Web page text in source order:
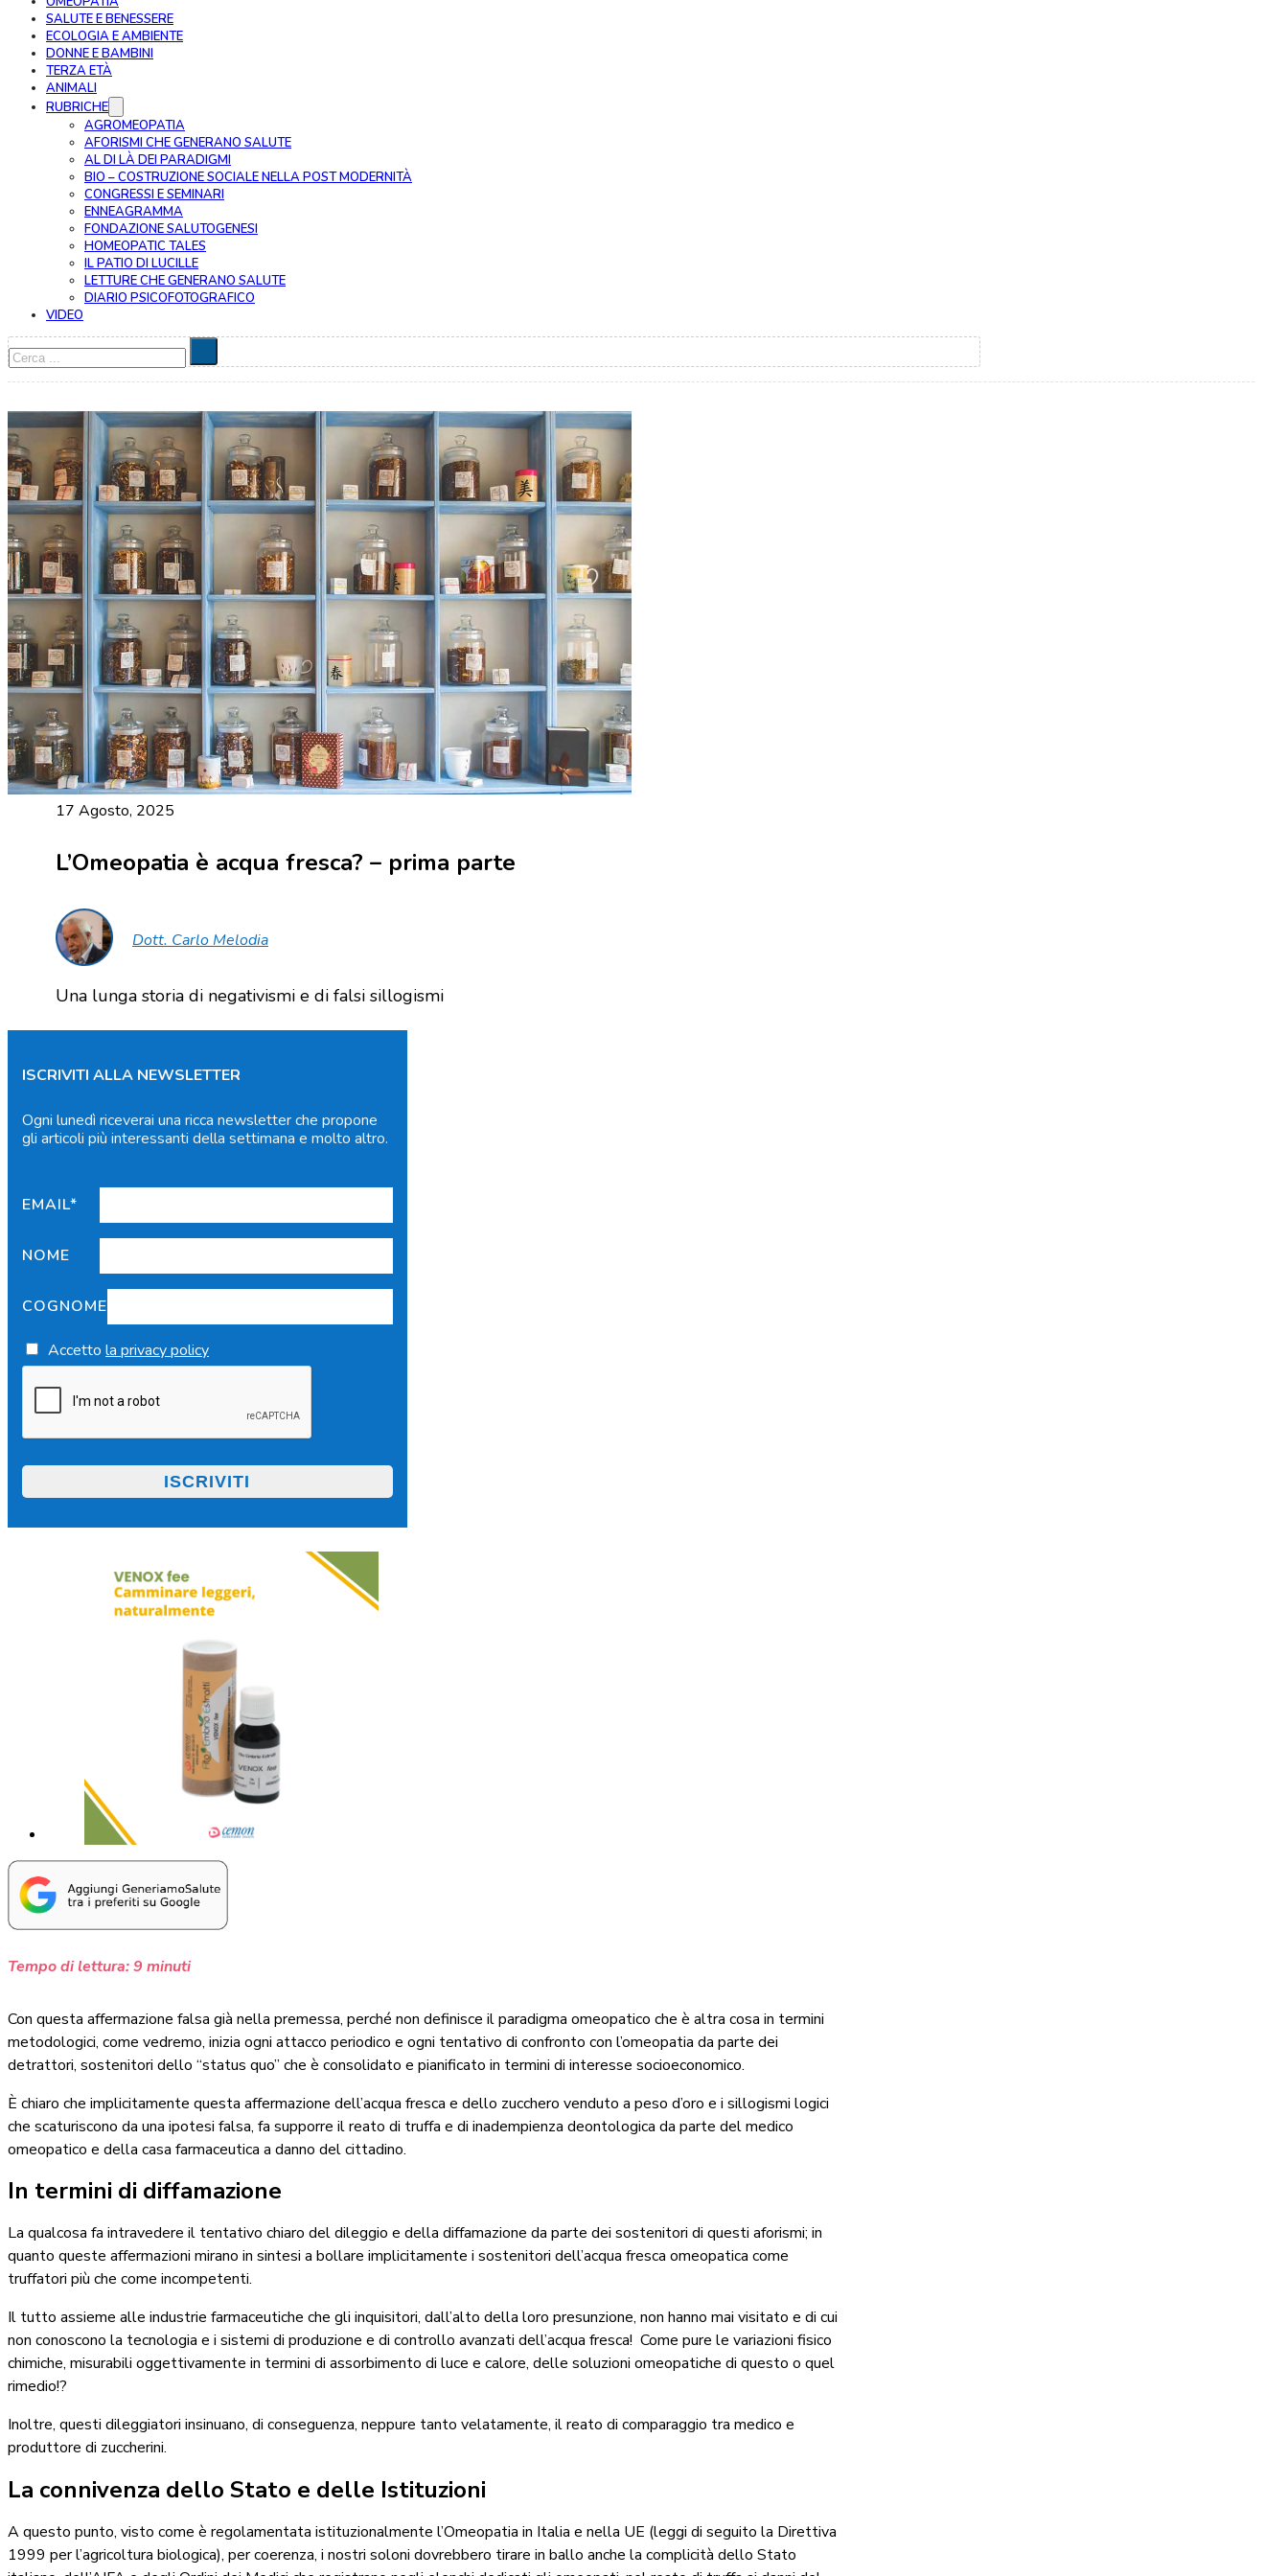
SALUTE E BENESSERE
ECOLOGIA E AMBIENTE
DONNE E BAMBINI
TERZA ETÀ
ANIMALI
RUBRICHE
AGROMEOPATIA
AFORISMI CHE GENERANO SALUTE
AL DI LÀ DEI PARADIGMI
BIO – COSTRUZIONE SOCIALE NELLA POST MODERNITÀ
CONGRESSI E SEMINARI
ENNEAGRAMMA
FONDAZIONE SALUTOGENESI
HOMEOPATIC TALES
IL PATIO DI LUCILLE
LETTURE CHE GENERANO SALUTE
DIARIO PSICOFOTOGRAFICO
VIDEO
Cerca
17 Agosto, 2025
L’Omeopatia è acqua fresca? – prima parte
Dott. Carlo Melodia
Una lunga storia di negativismi e di falsi sillogismi
ISCRIVITI ALLA NEWSLETTER
Ogni lunedì riceverai una ricca newsletter che propone
gli articoli più interessanti della settimana e molto altro.
EMAIL*
NOME
COGNOME
Accetto la privacy policy
Tempo di lettura:9 minuti
Con questa affermazione falsa già nella premessa, perché non definisce il paradigma omeopatico che è altra cosa in termini
metodologici, come vedremo, inizia ogni attacco periodico e ogni tentativo di confronto con l’omeopatia da parte dei
detrattori, sostenitori dello “status quo” che è consolidato e pianificato in termini di interesse socioeconomico.
È chiaro che implicitamente questa affermazione dell’acqua fresca e dello zucchero venduto a peso d’oro e i sillogismi logici
che scaturiscono da una ipotesi falsa, fa supporre il reato di truffa e di inadempienza deontologica da parte del medico
omeopatico e della casa farmaceutica a danno del cittadino.
In termini di diffamazione
La qualcosa fa intravedere il tentativo chiaro del dileggio e della diffamazione da parte dei sostenitori di questi aforismi; in
quanto queste affermazioni mirano in sintesi a bollare implicitamente i sostenitori dell’acqua fresca omeopatica come
truffatori più che come incompetenti.
Il tutto assieme alle industrie farmaceutiche che gli inquisitori, dall’alto della loro presunzione, non hanno mai visitato e di cui
non conoscono la tecnologia e i sistemi di produzione e di controllo avanzati dell’acqua fresca! Come pure le variazioni fisico
chimiche, misurabili oggettivamente in termini di assorbimento di luce e calore, delle soluzioni omeopatiche di questo o quel
rimedio!?
Inoltre, questi dileggiatori insinuano, di conseguenza, neppure tanto velatamente, il reato di comparaggio tra medico e
produttore di zuccherini.
La connivenza dello Stato e delle Istituzioni
A questo punto, visto come è regolamentata istituzionalmente l’Omeopatia in Italia e nella UE (leggi di seguito la Direttiva
1999 per l’agricoltura biologica), per coerenza, i nostri soloni dovrebbero tirare in ballo anche la complicità dello Stato